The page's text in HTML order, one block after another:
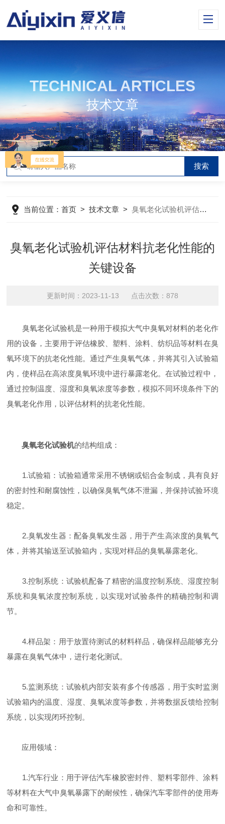
TECHNICAL ARTICLES
技术文章
当前位置：首页 >技术文章 >臭氧老化试验机评估材料抗老化性能的关键设备
臭氧老化试验机评估材料抗老化性能的
关键设备
更新时间：2023-11-13 点击次数：878
臭氧老化试验机是一种用于模拟大气中臭氧对材料的老化作
用的设备，主要用于评估橡胶、塑料、涂料、纺织品等材料在臭
氧环境下的抗老化性能。通过产生臭氧气体，并将其引入试验箱
内，使样品在高浓度臭氧环境中进行暴露老化。在试验过程中，
通过控制温度、湿度和臭氧浓度等参数，模拟不同环境条件下的
臭氧老化作用，以评估材料的抗老化性能。
臭氧老化试验机的结构组成：
1.试验箱：试验箱通常采用不锈钢或铝合金制成，具有良好
的密封性和耐腐蚀性，以确保臭氧气体不泄漏，并保持试验环境
稳定。
2.臭氧发生器：配备臭氧发生器，用于产生高浓度的臭氧气
体，并将其输送至试验箱内，实现对样品的臭氧暴露老化。
3.控制系统：试验机配备了精密的温度控制系统、湿度控制
系统和臭氧浓度控制系统，以实现对试验条件的精确控制和调
节。
4.样品架：用于放置待测试的材料样品，确保样品能够充分
暴露在臭氧气体中，进行老化测试。
5.监测系统：试验机内部安装有多个传感器，用于实时监测
试验箱内的温度、湿度、臭氧浓度等参数，并将数据反馈给控制
系统，以实现闭环控制。
应用领域：
1.汽车行业：用于评估汽车橡胶密封件、塑料零部件、涂料
等材料在大气中臭氧暴露下的耐候性，确保汽车零部件的使用寿
命和可靠性。